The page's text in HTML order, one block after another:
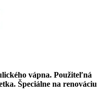
vápna. Použiteľná
Špeciálne na renováciu